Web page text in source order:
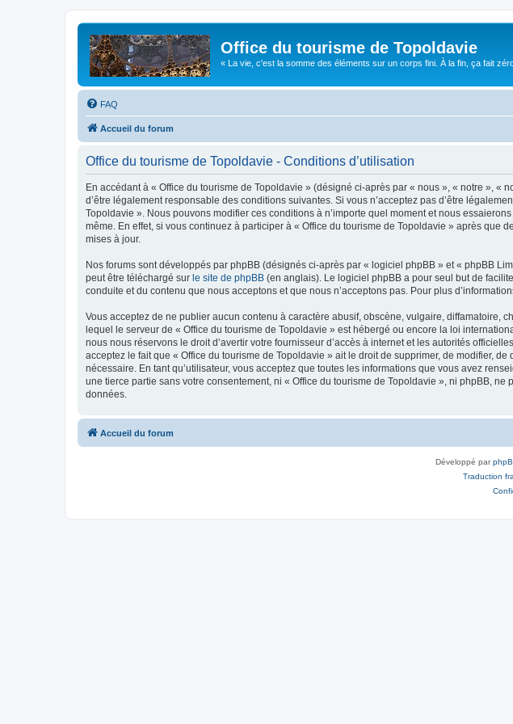
Office du tourisme de Topoldavie
« La vie, c'est la somme des éléments sur un corps fini. À la fin, ça fait
FAQ
Accueil du forum
Office du tourisme de Topoldavie - Conditions d’utilisation
En accédant à « Office du tourisme de Topoldavie » (désigné ci-après par « nous », « notre »,
d’être légalement responsable des conditions suivantes. Si vous n’acceptez pas d’être
Topoldavie ». Nous pouvons modifier ces conditions à n’importe quel moment et nous
même. En effet, si vous continuez à participer à « Office du tourisme de Topoldavie » après
mises à jour.
Nos forums sont développés par phpBB (désignés ci-après par « logiciel phpBB » et « phpBB
peut être téléchargé sur le site de phpBB (en anglais). Le logiciel phpBB a pour seul but de
conduite et du contenu que nous acceptons et que nous n’acceptons pas. Pour plus
Vous acceptez de ne publier aucun contenu à caractère abusif, obscène, vulgaire,
lequel le serveur de « Office du tourisme de Topoldavie » est hébergé ou encore la loi
nous nous réservons le droit d’avertir votre fournisseur d’accès à internet et les autorités
acceptez le fait que « Office du tourisme de Topoldavie » ait le droit de supprimer, de modifier,
nécessaire. En tant qu’utilisateur, vous acceptez que toutes les informations que vous avez
une tierce partie sans votre consentement, ni « Office du tourisme de Topoldavie », ni phpBB,
données.
Accueil du forum
Développé par
Traduction